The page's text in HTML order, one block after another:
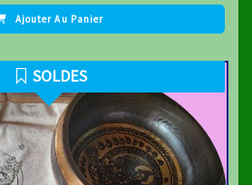
Ajouter Au Panier
SOLDES